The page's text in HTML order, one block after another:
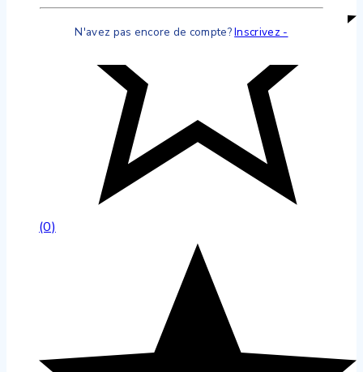
(0)
N'avez pas encore de compte?Inscrivez -